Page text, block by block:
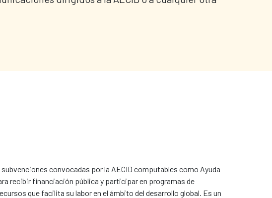
subvenciones convocadas por la AECID computables como Ayuda
recibir financiación pública y participar en programas de
que facilita su labor en el ámbito del desarrollo global. Es un